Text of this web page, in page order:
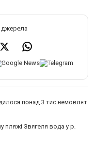
джерела
понад 3 тис немовлят
пляжі Звягеля вода у р.